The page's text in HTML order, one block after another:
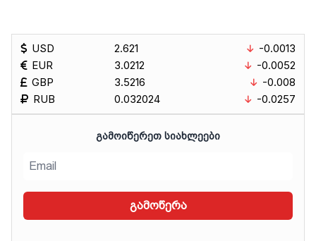
USD
EUR
GBP
RUB
2.621
3.0212
3.5216
0.032024
-0.0013
-0.0052
-0.008
-0.0257
ᲒᲐᲛᲝᲘᲬᲔᲠᲔᲗ ᲡᲘᲐᲮᲚᲔᲔᲑᲘ
გამოწერა